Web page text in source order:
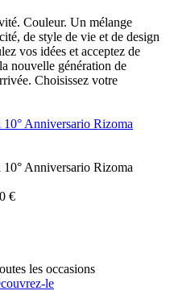
Couleur. Un mélange
de style de vie et de design
vos idées et acceptez de
nouvelle génération de
Choisissez votre
10° Anniversario Rizoma
10° Anniversario Rizoma
€
les occasions
le